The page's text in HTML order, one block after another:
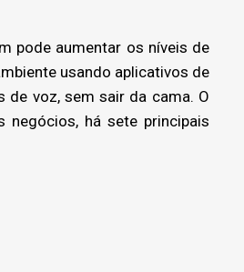
pode aumentar os níveis de
usando aplicativos de
voz, sem sair da cama. O
há sete principais